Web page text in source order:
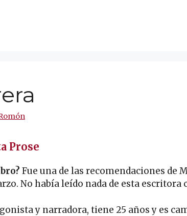
Prose
Fue una de las recomendaciones de
No había leído nada de esta escritora
y narradora, tiene 25 años y es